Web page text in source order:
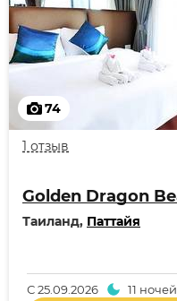
74
1 отзыв
Таиланд, Паттайя
С25.09.2026 11 ночей